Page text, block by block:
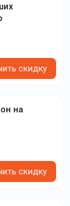
скидку
на
скидку